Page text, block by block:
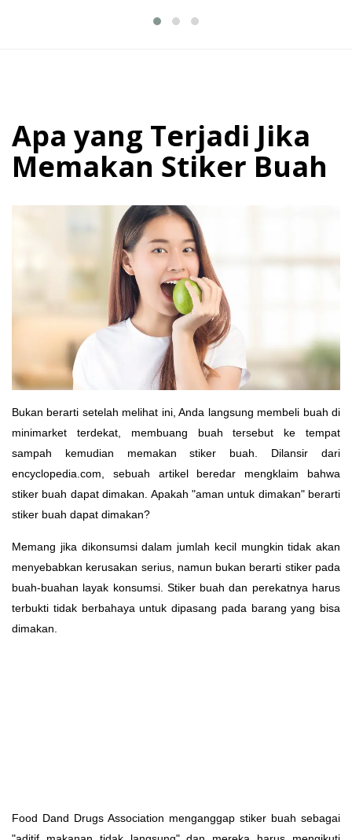
Apa yang Terjadi Jika
Memakan Stiker Buah
Bukan berarti setelah melihat ini, Anda langsung membeli buah di
minimarket terdekat, membuang buah tersebut ke tempat
sampah kemudian memakan stiker buah. Dilansir dari
encyclopedia.com, sebuah artikel beredar mengklaim bahwa
stiker buah dapat dimakan. Apakah "aman untuk dimakan" berarti
stiker buah dapat dimakan?
Memang jika dikonsumsi dalam jumlah kecil mungkin tidak akan
menyebabkan kerusakan serius, namun bukan berarti stiker pada
buah-buahan layak konsumsi. Stiker buah dan perekatnya harus
terbukti tidak berbahaya untuk dipasang pada barang yang bisa
dimakan.
Food Dand Drugs Association menganggap stiker buah sebagai